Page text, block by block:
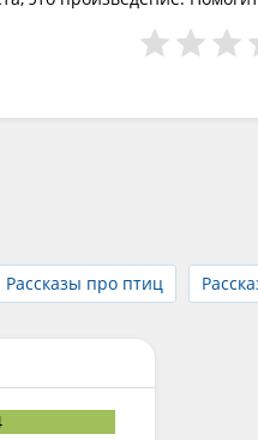
Рассказы про птиц